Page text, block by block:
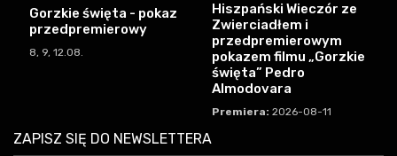
Gorzkie święta - pokaz
przedpremierowy
8, 9, 12.08.
Hiszpański Wieczór ze
Zwierciadłem i
przedpremierowym
pokazem filmu „Gorzkie
święta” Pedro
Almodovara
Premiera: 2026-08-11
ZAPISZ SIĘ DO NEWSLETTERA